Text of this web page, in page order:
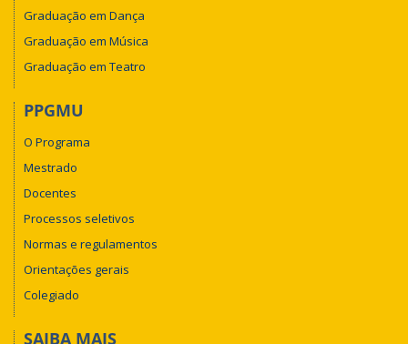
Graduação em Dança
Graduação em Música
Graduação em Teatro
PPGMU
O Programa
Mestrado
Docentes
Processos seletivos
Normas e regulamentos
Orientações gerais
Colegiado
SAIBA MAIS